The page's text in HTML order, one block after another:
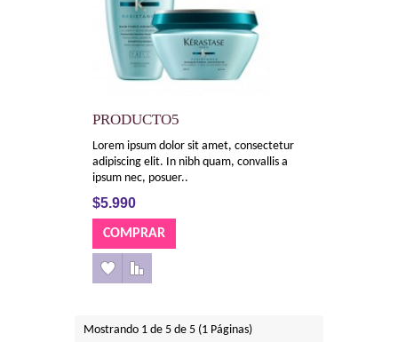
PRODUCTO5
Lorem ipsum dolor sit amet, consectetur
adipiscing elit. In nibh quam, convallis a
ipsum nec, posuer..
$5.990
Mostrando 1 de 5 de 5 (1 Páginas)